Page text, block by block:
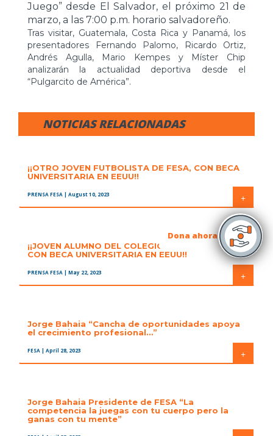
Dona ahora
Juego” desde El Salvador, el próximo 21 de
marzo, a las 7:00 p.m. horario salvadoreño.
Tras visitar, Guatemala, Costa Rica y Panamá, los
presentadores Fernando Palomo, Ricardo Ortiz,
Andrés Agulla, Mario Kempes y Míster Chip
analizarán la actualidad deportiva desde el
“Pulgarcito de América”.
NOTICIAS RELACIONADAS
¡¡OTRO JOVEN FUTBOLISTA DE FESA, CON BECA
UNIVERSITARIA EN EEUU!!
PRENSA FESA | August 10, 2023 +
¡¡JOVEN ALUMNO DEL COLEGIO FESA, AHORA
CON BECA UNIVERSITARIA EN EEUU!!
PRENSA FESA | May 22, 2023 +
Jorge Bahaia “Cancha de oportunidades apoya
el crecimiento profesional…”
FESA | April 28, 2023 +
Jorge Bahaia Presidente de FESA “La
competencia la juegas con tu cuerpo pero la
ganas con tu mente”